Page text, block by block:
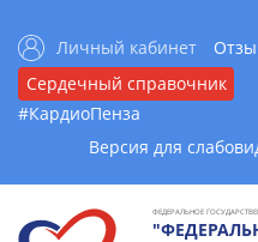
Личный кабинет
Сердечный справочник
#КардиоПенза
Версия для
ФЕДЕРАЛЬНОЕ